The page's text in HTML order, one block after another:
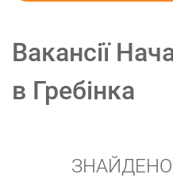
Вакансії
в Гребінка
ЗНАЙДЕНО